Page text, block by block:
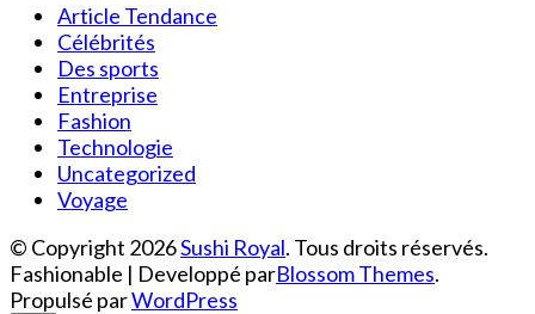
Article Tendance
Célébrités
Des sports
Entreprise
Fashion
Technologie
Uncategorized
Voyage
© Copyright 2026Sushi Royal. Tous droits réservés.
Fashionable | Developpé parBlossom Themes.
Propulsé parWordPress